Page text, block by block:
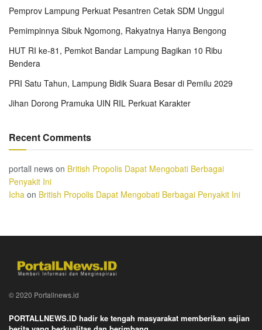
Pemprov Lampung Perkuat Pesantren Cetak SDM Unggul
Pemimpinnya Sibuk Ngomong, Rakyatnya Hanya Bengong
HUT RI ke-81, Pemkot Bandar Lampung Bagikan 10 Ribu
Bendera
PRI Satu Tahun, Lampung Bidik Suara Besar di Pemilu 2029
Jihan Dorong Pramuka UIN RIL Perkuat Karakter
Recent Comments
portall news on British Propolis Dapat Mengobati Berbagai
Penyakit Ini
Icha on British Propolis Dapat Mengobati Berbagai Penyakit Ini
© 2020 Portallnews.id
PORTALLNEWS.ID hadir ke tengah masyarakat memberikan sajian